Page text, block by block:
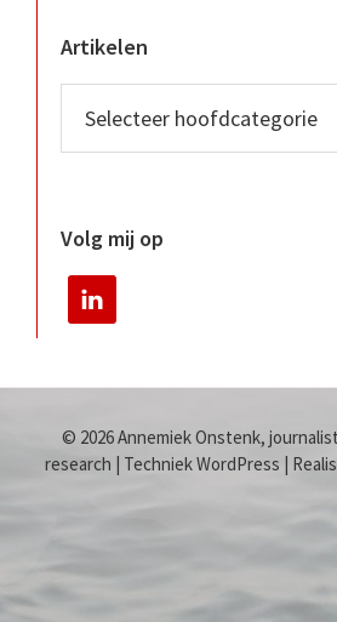
Artikelen
Volg mij op
© 2026 Annemiek Onstenk,
research | Techniek WordPress |